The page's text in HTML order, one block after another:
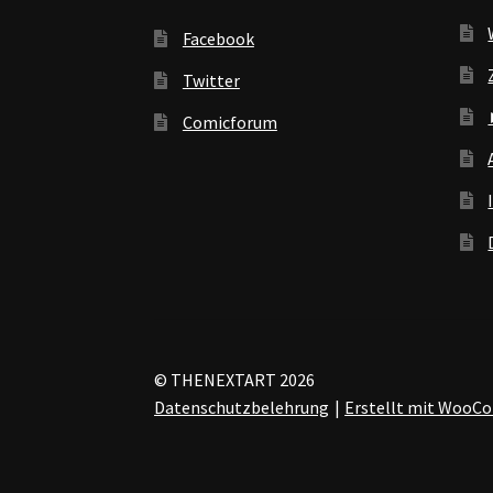
Facebook
Twitter
Comicforum
© THENEXTART 2026
Datenschutzbelehrung
Erstellt mit